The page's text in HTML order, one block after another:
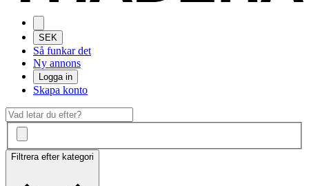
SEK
Så funkar det
Ny annons
Logga in
Skapa konto
Filtrera efter kategori